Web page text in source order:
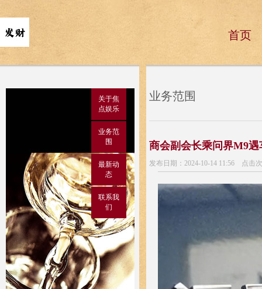
首页
业务范围
关于焦
点娱乐
业务范
围
最新动
态
联系我
们
商会副会长乘问界M9
发布日期：2024-10-14 11:56 点击